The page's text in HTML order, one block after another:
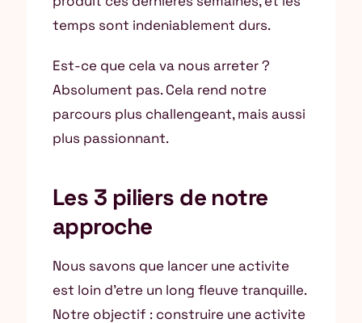
temps sont indeniablement durs.
Est-ce que cela va nous arreter ?
Absolument pas. Cela rend notre
parcours plus challengeant, mais aussi
plus passionnant.
Les 3 piliers de notre
approche
Nous savons que lancer une activite
est loin d’etre un long fleuve tranquille.
Notre objectif : construire une activite